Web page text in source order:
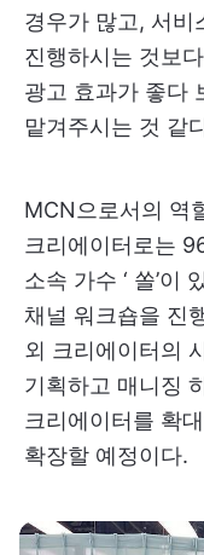
경우가 많고, 서비
진행하시는 것보
광고 효과가 좋다
맡겨주시는 것 같
MCN으로서의 역
크리에이터로는
소속 가수 ‘ 쏠’이
채널 워크숍을 진
외 크리에이터의
기획하고 매니징
크리에이터를 확
확장할 예정이다.